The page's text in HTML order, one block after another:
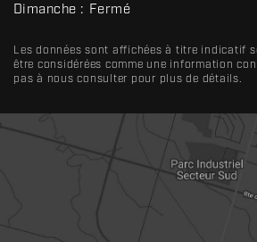
Dimanche : Fermé
Les données sont affichées à titre indicatif
être considérées comme une information
pas à nous consulter pour plus de détails.